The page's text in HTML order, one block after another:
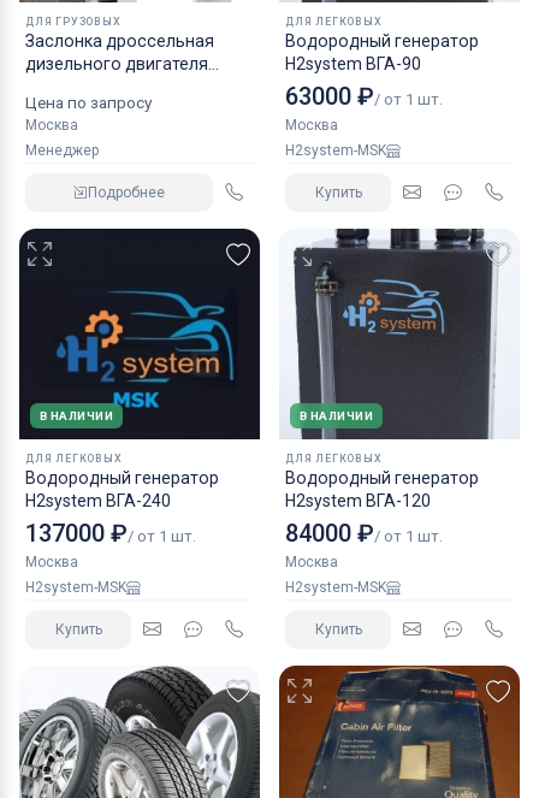
ДЛЯ ГРУЗОВЫХ
Заслонка дроссельная
дизельного двигателя
Цена по запросу
Москва
Менеджер
Подробнее
ДЛЯ ЛЕГКОВЫХ
Водородный генератор
H2system ВГА-90
63000 ₽/ от 1 шт.
Москва
H2system-MSK
Купить
В НАЛИЧИИ
ДЛЯ ЛЕГКОВЫХ
Водородный генератор
H2system ВГА-240
137000 ₽/ от 1 шт.
Москва
H2system-MSK
Купить
В НАЛИЧИИ
ДЛЯ ЛЕГКОВЫХ
Водородный генератор
H2system ВГА-120
84000 ₽/ от 1 шт.
Москва
H2system-MSK
Купить